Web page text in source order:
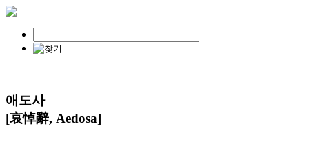
애도사
[哀悼辭, Aedosa]